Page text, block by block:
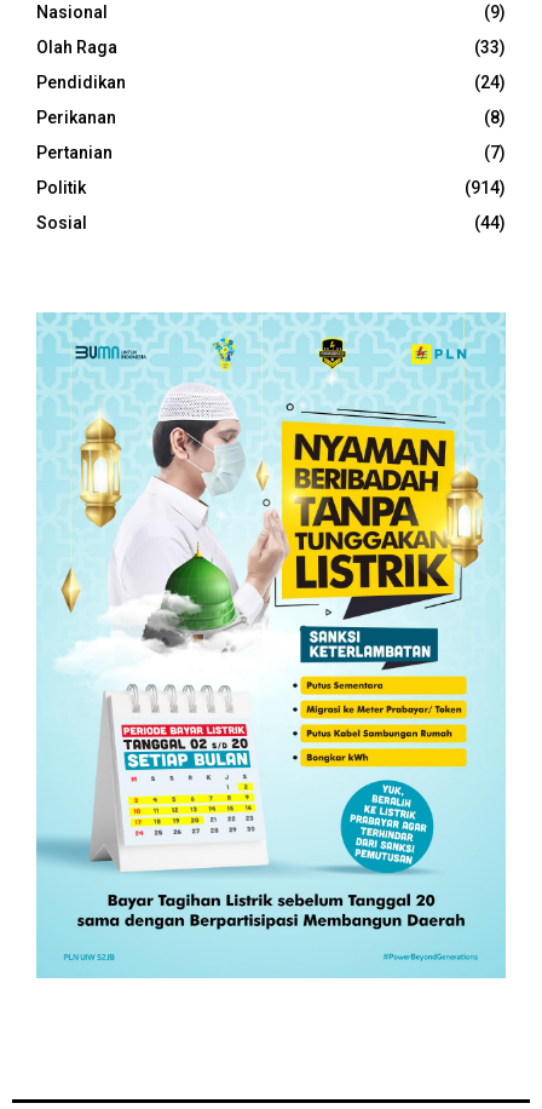
Nasional
(9)
Olah Raga
(33)
Pendidikan
(24)
Perikanan
(8)
Pertanian
(7)
Politik
(914)
Sosial
(44)